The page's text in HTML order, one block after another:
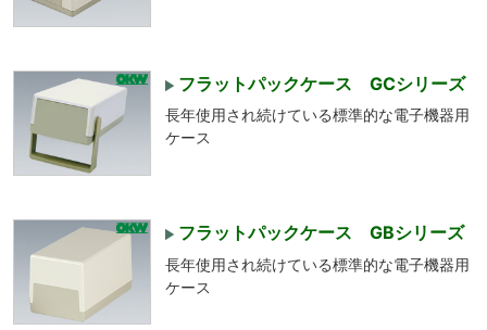
フラットパックケース GCシリーズ
長年使用され続けている標準的な電子機器用
ケース
フラットパックケース GBシリーズ
長年使用され続けている標準的な電子機器用
ケース